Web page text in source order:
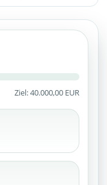
Ziel: 40.000,00 EUR